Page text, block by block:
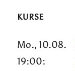
KURSE
Mo., 10.08.
19:00: